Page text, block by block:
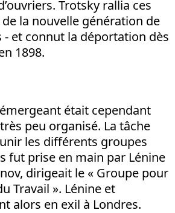
Trotsky rallia ces
la nouvelle génération de
et connut la déportation dès
1898.
était cependant
peu organisé. La tâche
les différents groupes
fut prise en main par Lénine
dirigeait le « Groupe pour
Travail ». Lénine et
alors en exil à Londres.